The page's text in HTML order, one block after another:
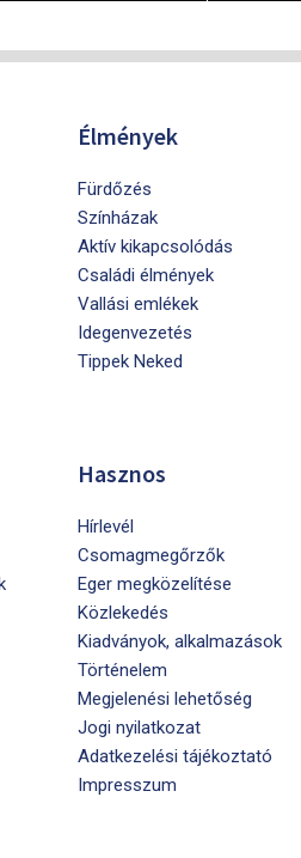
Élmények
Fürdőzés
Színházak
Aktív kikapcsolódás
Családi élmények
Vallási emlékek
Idegenvezetés
Tippek Neked
Hasznos
Hírlevél
Csomagmegőrzők
Eger megközelítése
Közlekedés
Kiadványok, alkalmazások
Történelem
Megjelenési lehetőség
Jogi nyilatkozat
Adatkezelési tájékoztató
Impresszum